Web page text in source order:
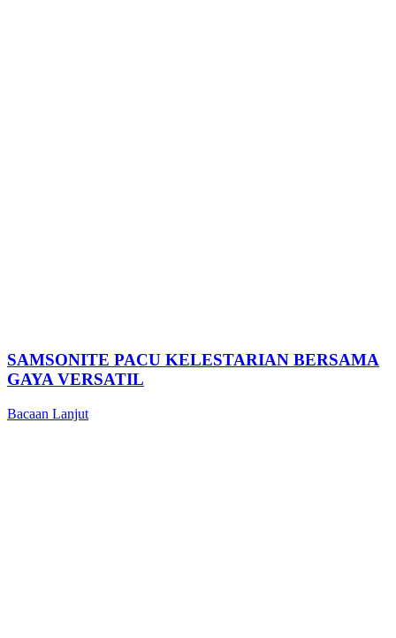
SAMSONITE PACU KELESTARIAN BERSAMA
GAYA VERSATIL
Bacaan Lanjut